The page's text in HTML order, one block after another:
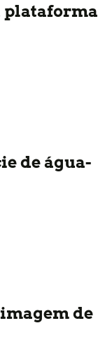
plataforma
de água-
de